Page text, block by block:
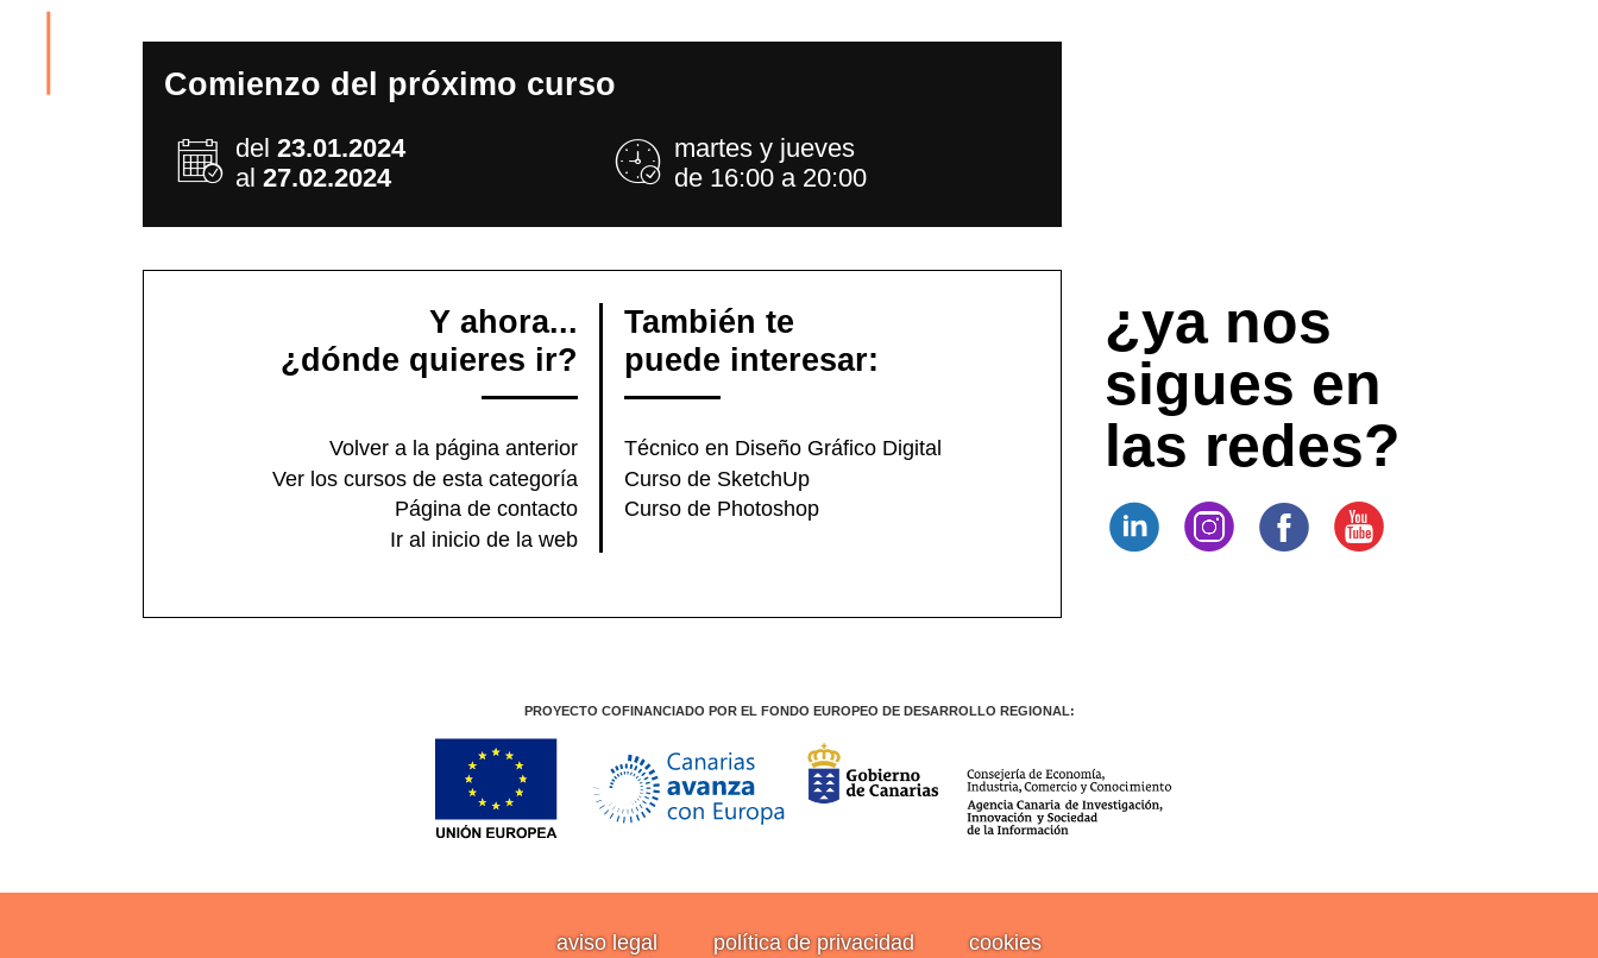
Comienzo del próximo curso
del23.01.2024
al27.02.2024
martes y jueves
de 16:00 a 20:00
Y ahora...
¿dónde quieres ir?
Volver a la página anterior
Ver los cursos de esta categoría
Página de contacto
Ir al inicio de la web
También te
puede interesar:
Técnico en Diseño Gráfico Digital
Curso de SketchUp
Curso de Photoshop
¿ya nos
sigues en
las redes?
PROYECTO COFINANCIADO POR EL FONDO EUROPEO DE DESARROLLO REGIONAL:
aviso legal política de privacidad cookies